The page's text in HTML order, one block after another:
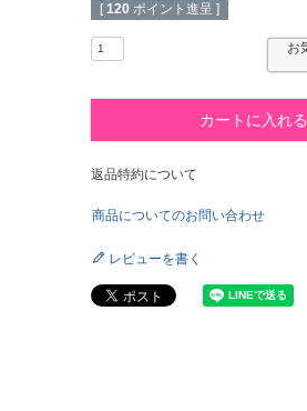
[ 120 ポイント進呈 ]
お
カートに入れる
返品特約について
商品についてのお問い合わせ
レビューを書く